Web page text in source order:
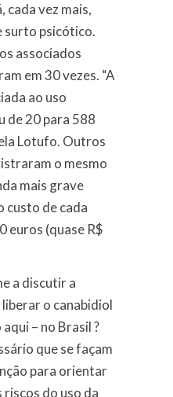
cada vez mais,
surto psicótico.
associados
em 30 vezes. “A
ao uso
de 20 para 588
Lotufo. Outros
o mesmo
mais grave
custo de cada
euros (quase R$
a discutir a
o canabidiol
– no Brasil ?
que se façam
para orientar
riscos do uso da